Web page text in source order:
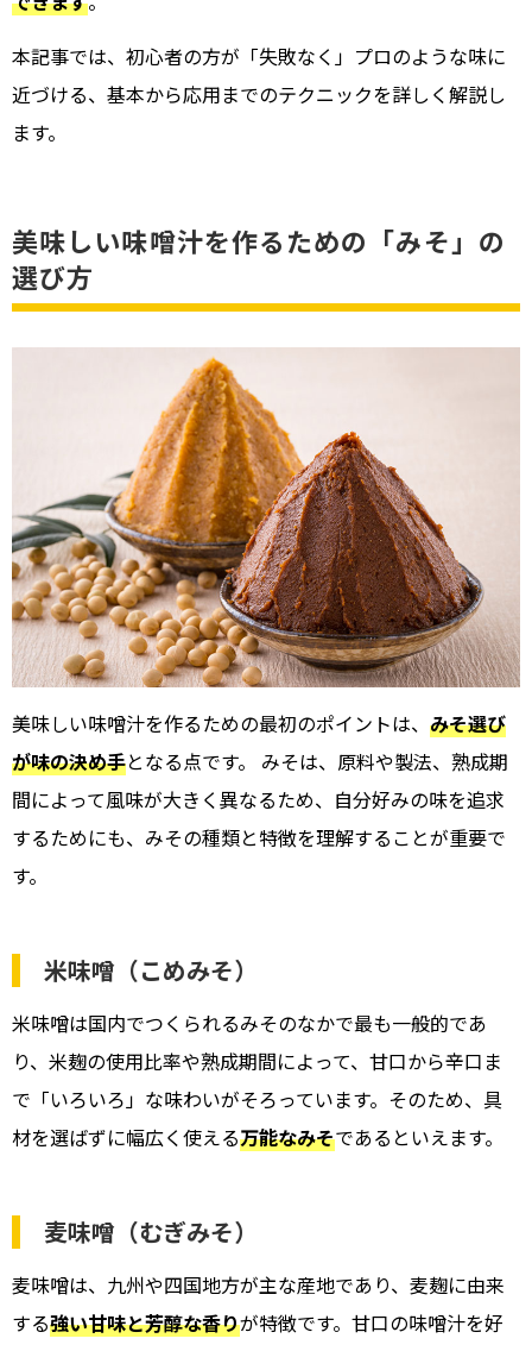
本記事では、初心者の方が「失敗なく」プロのような味に
近づける、基本から応用までのテクニックを詳しく解説し
ます。
美味しい味噌汁を作るための「みそ」の
選び方
美味しい味噌汁を作るための最初のポイントは、 みそ選び
が味の決め手となる点です。 みそは、原料や製法、熟成期
間によって風味が大きく異なるため、自分好みの味を追求
するためにも、みその種類と特徴を理解することが重要で
す。
米味噌（こめみそ）
米味噌は国内でつくられるみそのなかで最も一般的であ
り、米麹の使用比率や熟成期間によって、甘口から辛口ま
で「いろいろ」な味わいがそろっています。そのため、具
材を選ばずに幅広く使える万能なみそであるといえます。
麦味噌（むぎみそ）
麦味噌は、九州や四国地方が主な産地であり、麦麹に由来
する強い甘味と芳醇な香りが特徴です。甘口の味噌汁を好